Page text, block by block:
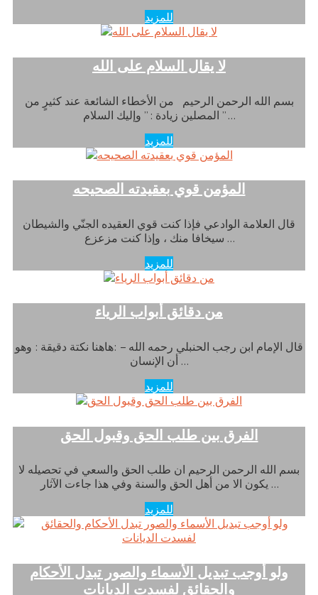
للمزيد
لا يقال السلام على الله
بسم الله الرحمن الرحيم من الأخطاء الشائعة عند كثيرٍ من
المصلين زيادة : ” وإليك السلام ” …
للمزيد
المؤمن قوي بعقيدته الصحيحه
قال العلامة الوادعي فإذا كنت قوي العقيده الجنّي والشيطان
سيخافا منك ، وإذا كنت مزعزع …
للمزيد
من دقائق أبواب الرياء
قال الإمام ابن رجب الحنبلي رحمه الله – :هاهنا نكتة دقيقة : وهو
أن الإنسان …
للمزيد
الفرق بين طلب الحق وقبول الحق
بسم الله الرحمن الرحيم ان طلب الحق والسعي في تحصيله لا
يكون الا من أهل الحق والسنة وفي هذا جاءت الآثار …
للمزيد
ولو أوجب تبديل الأسماء والصور تبدل الأحكام
والحقائق لفسدت الديانات